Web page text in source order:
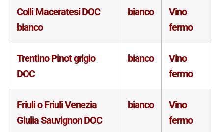
Colli Maceratesi DOC
bianco
bianco
Vino
fermo
Trentino Pinot grigio
DOC
bianco
Vino
fermo
Friuli o Friuli Venezia
Giulia Sauvignon DOC
bianco
Vino
fermo